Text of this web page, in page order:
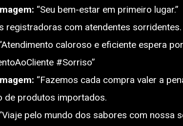
“Seu bem-estar em primeiro lugar.”
registradoras com atendentes sorridentes.
caloroso e eficiente espera
#Sorriso”
“Fazemos cada compra valer a
de produtos importados.
pelo mundo dos sabores com nossa